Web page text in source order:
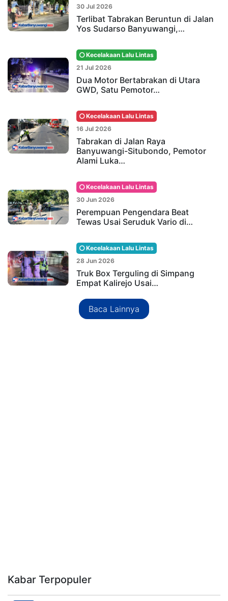
30 Jul 2026
Terlibat Tabrakan Beruntun di Jalan
Yos Sudarso Banyuwangi,…
Kecelakaan Lalu Lintas
21 Jul 2026
Dua Motor Bertabrakan di Utara
GWD, Satu Pemotor…
Kecelakaan Lalu Lintas
16 Jul 2026
Tabrakan di Jalan Raya
Banyuwangi-Situbondo, Pemotor
Alami Luka…
Kecelakaan Lalu Lintas
30 Jun 2026
Perempuan Pengendara Beat
Tewas Usai Seruduk Vario di…
Kecelakaan Lalu Lintas
28 Jun 2026
Truk Box Terguling di Simpang
Empat Kalirejo Usai…
Baca Lainnya
Kabar Terpopuler